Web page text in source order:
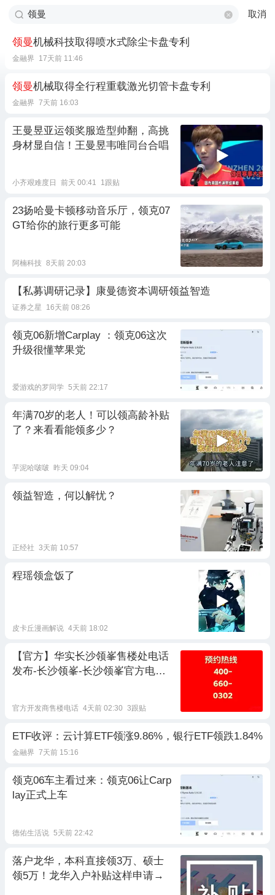
取消
领曼机械科技取得喷水式除尘卡盘专利
金融界 17天前 11:46
领曼机械取得全行程重载激光切管卡盘专利
金融界 7天前 16:03
王曼昱亚运领奖服造型帅翻，高挑
身材显自信！王曼昱韦唯同台合唱
小齐艰难度日 前天 00:41 1跟贴
23扬哈曼卡顿移动音乐厅，领克07
GT给你的旅行更多可能
阿楠科技 8天前 20:03
【私募调研记录】康曼德资本调研领益智造
证券之星 16天前 08:26
领克06新增Carplay ：领克06这次
升级很懂苹果党
爱游戏的罗同学 5天前 22:17
年满70岁的老人！可以领高龄补贴
了？来看看能领多少？
芋泥哈啵啵 昨天 09:04
领益智造，何以解忧？
正经社 3天前 10:57
程瑶领盒饭了
皮卡丘漫画解说 4天前 18:02
【官方】华实长沙领峯售楼处电话
发布-长沙领峯-长沙领峯官方电话-
官方开发商售楼电话 4天前 02:30 3跟贴
ETF收评：云计算ETF领涨9.86%，银行ETF领跌1.84%
金融界 7天前 15:16
领克06车主看过来：领克06让Carp
lay正式上车
德佑生活说 5天前 22:42
落户龙华，本科直接领3万、硕士
领5万！龙华入户补贴这样申请→